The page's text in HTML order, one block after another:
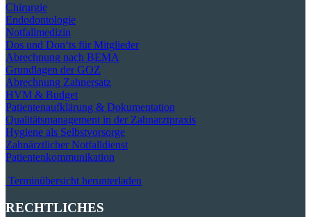
Chirurgie
Endodontologie
Notfallmedizin
Dos und Don‘ts für Mitglieder
Abrechnung nach BEMA
Grundlagen der GOZ
Abrechnung Zahnersatz
HVM & Budget
Patientenaufklärung & Dokumentation
Qualitätsmanagement in der Zahnarztpraxis
Hygiene als Selbstvorsorge
Zahnärztlicher Notfalldienst
Patientenkommunikation
Terminübersicht herunterladen
RECHTLICHES